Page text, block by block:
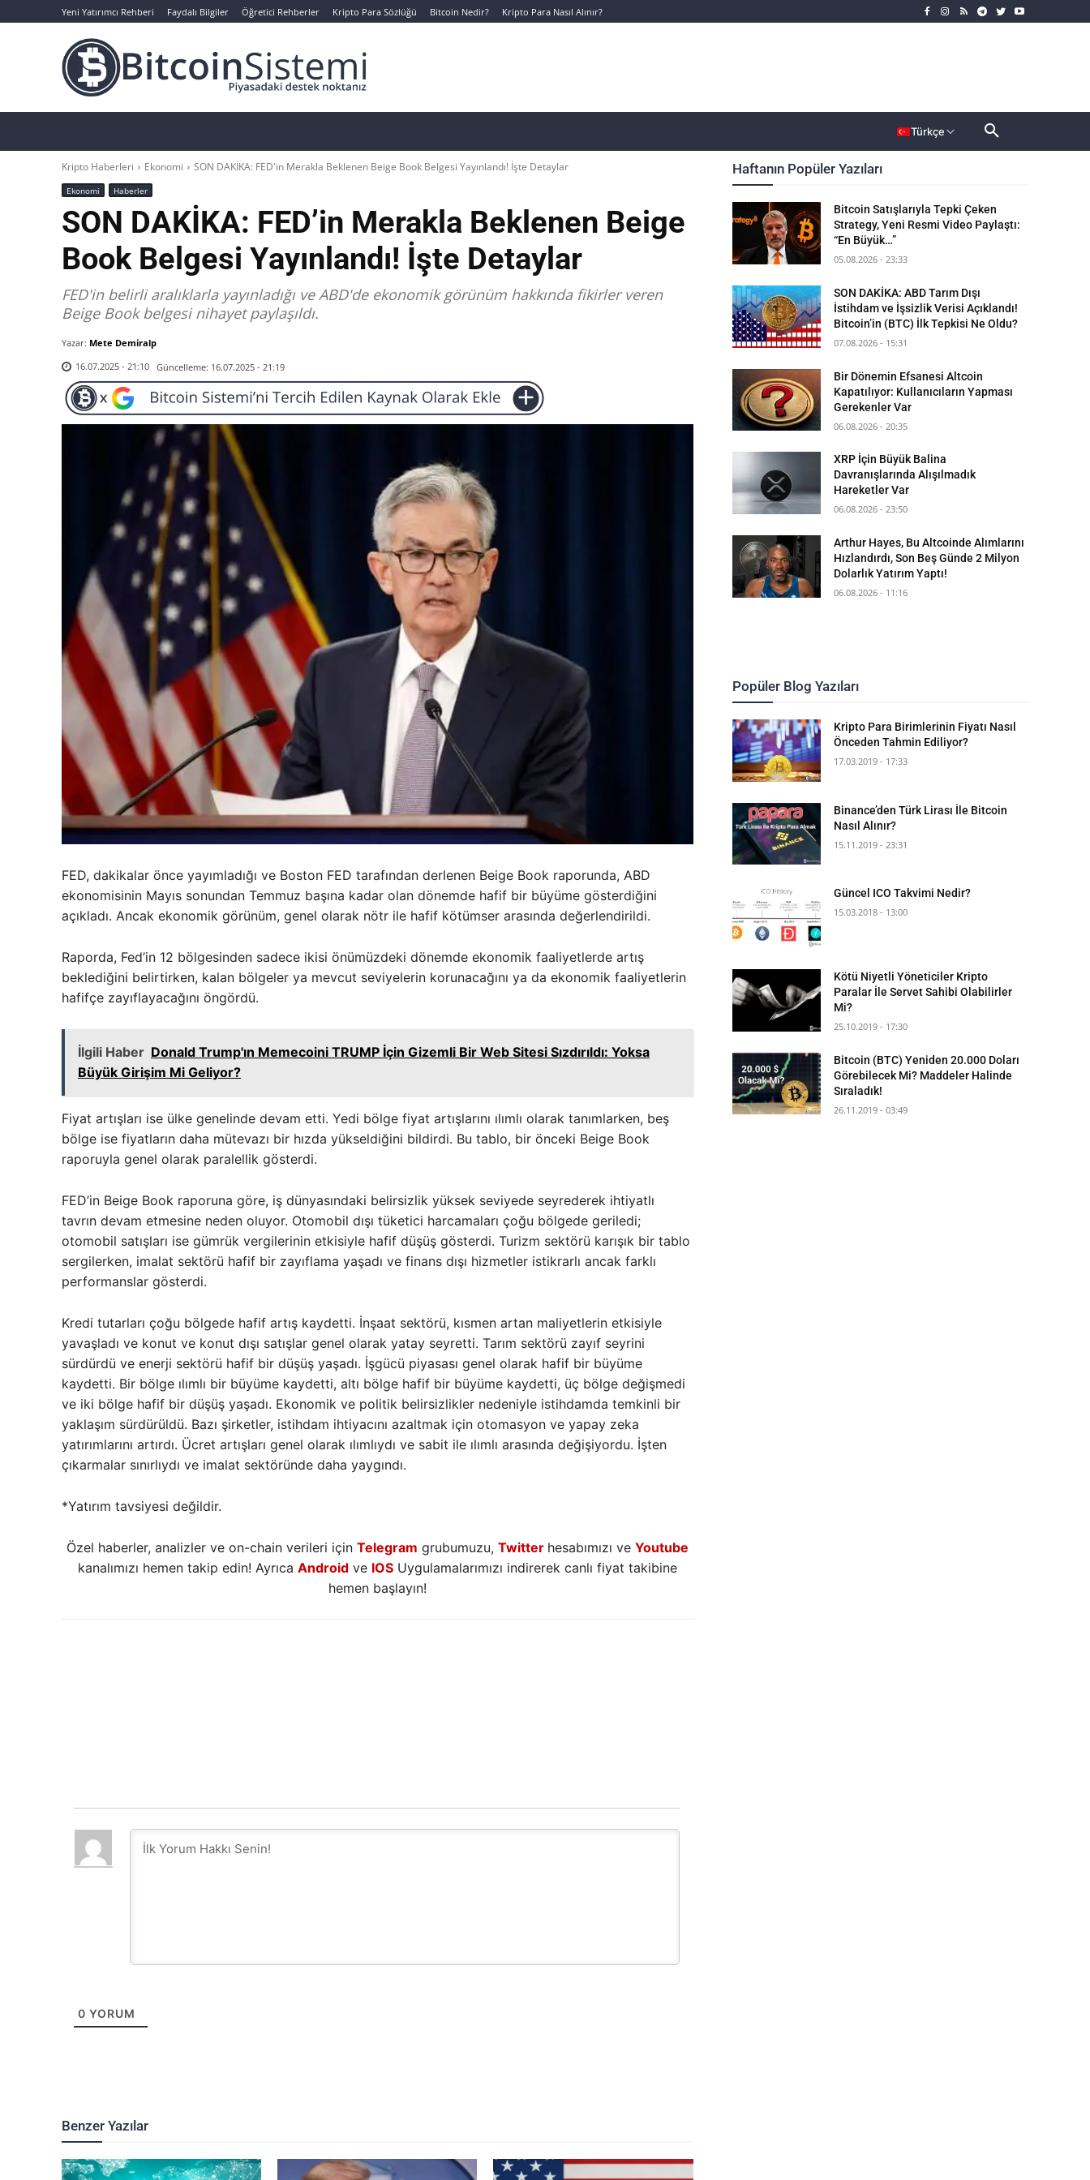
Yeni Yatırımcı Rehberi Faydalı Bilgiler Öğretici Rehberler Kripto Para Sözlüğü Bitcoin Nedir? Kripto Para Nasıl Alınır?
Türkçe
Kripto Haberleri Ekonomi SON DAKİKA: FED'in Merakla Beklenen Beige Book Belgesi Yayınlandı! İşte Detaylar
Ekonomi Haberler
SON DAKİKA: FED’in Merakla Beklenen Beige
Book Belgesi Yayınlandı! İşte Detaylar
FED'in belirli aralıklarla yayınladığı ve ABD'de ekonomik görünüm hakkında fikirler veren
Beige Book belgesi nihayet paylaşıldı.
Yazar: Mete Demiralp
16.07.2025 - 21:10 Güncelleme: 16.07.2025 - 21:19
FED, dakikalar önce yayımladığı ve Boston FED tarafından derlenen Beige Book raporunda, ABD
ekonomisinin Mayıs sonundan Temmuz başına kadar olan dönemde hafif bir büyüme gösterdiğini
açıkladı. Ancak ekonomik görünüm, genel olarak nötr ile hafif kötümser arasında değerlendirildi.
Raporda, Fed’in 12 bölgesinden sadece ikisi önümüzdeki dönemde ekonomik faaliyetlerde artış
beklediğini belirtirken, kalan bölgeler ya mevcut seviyelerin korunacağını ya da ekonomik faaliyetlerin
hafifçe zayıflayacağını öngördü.
İlgili Haber Donald Trump'ın Memecoini TRUMP İçin Gizemli Bir Web Sitesi Sızdırıldı: Yoksa
Büyük Girişim Mi Geliyor?
Fiyat artışları ise ülke genelinde devam etti. Yedi bölge fiyat artışlarını ılımlı olarak tanımlarken, beş
bölge ise fiyatların daha mütevazı bir hızda yükseldiğini bildirdi. Bu tablo, bir önceki Beige Book
raporuyla genel olarak paralellik gösterdi.
FED’in Beige Book raporuna göre, iş dünyasındaki belirsizlik yüksek seviyede seyrederek ihtiyatlı
tavrın devam etmesine neden oluyor. Otomobil dışı tüketici harcamaları çoğu bölgede geriledi;
otomobil satışları ise gümrük vergilerinin etkisiyle hafif düşüş gösterdi. Turizm sektörü karışık bir tablo
sergilerken, imalat sektörü hafif bir zayıflama yaşadı ve finans dışı hizmetler istikrarlı ancak farklı
performanslar gösterdi.
Kredi tutarları çoğu bölgede hafif artış kaydetti. İnşaat sektörü, kısmen artan maliyetlerin etkisiyle
yavaşladı ve konut ve konut dışı satışlar genel olarak yatay seyretti. Tarım sektörü zayıf seyrini
sürdürdü ve enerji sektörü hafif bir düşüş yaşadı. İşgücü piyasası genel olarak hafif bir büyüme
kaydetti. Bir bölge ılımlı bir büyüme kaydetti, altı bölge hafif bir büyüme kaydetti, üç bölge değişmedi
ve iki bölge hafif bir düşüş yaşadı. Ekonomik ve politik belirsizlikler nedeniyle istihdamda temkinli bir
yaklaşım sürdürüldü. Bazı şirketler, istihdam ihtiyacını azaltmak için otomasyon ve yapay zeka
yatırımlarını artırdı. Ücret artışları genel olarak ılımlıydı ve sabit ile ılımlı arasında değişiyordu. İşten
çıkarmalar sınırlıydı ve imalat sektöründe daha yaygındı.
*Yatırım tavsiyesi değildir.
Özel haberler, analizler ve on-chain verileri için Telegram grubumuzu, Twitter hesabımızı ve Youtube
kanalımızı hemen takip edin! Ayrıca Androidve IOSUygulamalarımızı indirerek canlı fiyat takibine
hemen başlayın!
0 YORUM
Benzer Yazılar
Haftanın Popüler Yazıları
Bitcoin Satışlarıyla Tepki Çeken
Strategy, Yeni Resmi Video Paylaştı:
“En Büyük…”
05.08.2026 - 23:33
SON DAKİKA: ABD Tarım Dışı
İstihdam ve İşsizlik Verisi Açıklandı!
Bitcoin’in (BTC) İlk Tepkisi Ne Oldu?
07.08.2026 - 15:31
Bir Dönemin Efsanesi Altcoin
Kapatılıyor: Kullanıcıların Yapması
Gerekenler Var
06.08.2026 - 20:35
XRP İçin Büyük Balina
Davranışlarında Alışılmadık
Hareketler Var
06.08.2026 - 23:50
Arthur Hayes, Bu Altcoinde Alımlarını
Hızlandırdı, Son Beş Günde 2 Milyon
Dolarlık Yatırım Yaptı!
06.08.2026 - 11:16
Popüler Blog Yazıları
Kripto Para Birimlerinin Fiyatı Nasıl
Önceden Tahmin Ediliyor?
17.03.2019 - 17:33
Binance’den Türk Lirası İle Bitcoin
Nasıl Alınır?
15.11.2019 - 23:31
Güncel ICO Takvimi Nedir?
15.03.2018 - 13:00
Kötü Niyetli Yöneticiler Kripto
Paralar İle Servet Sahibi Olabilirler
Mi?
25.10.2019 - 17:30
Bitcoin (BTC) Yeniden 20.000 Doları
Görebilecek Mi? Maddeler Halinde
Sıraladık!
26.11.2019 - 03:49